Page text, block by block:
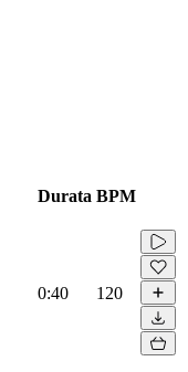
Durata BPM
0:40 120